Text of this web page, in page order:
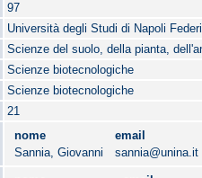
97
Università degli Studi di Napoli
Scienze del suolo, della pianta,
Scienze biotecnologiche
Scienze biotecnologiche
21
nome
email
Sannia, Giovanni
sannia@unina.it